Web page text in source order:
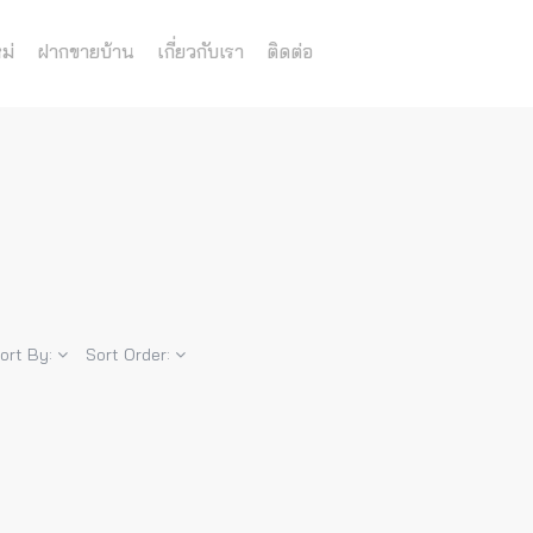
ฝากขายบ้าน เกี่ยวกับเรา ติดต่อ
By: Sort Order: